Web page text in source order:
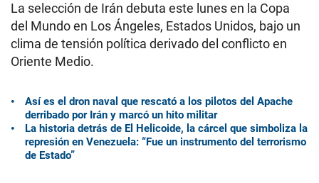
La selección de Irán debuta este lunes en la Copa
del Mundo en Los Ángeles, Estados Unidos, bajo un
clima de tensión política derivado del conflicto en
Oriente Medio.
Así es el dron naval que rescató a los pilotos del Apache
derribado por Irán y marcó un hito militar
La historia detrás de El Helicoide, la cárcel que simboliza la
represión en Venezuela: “Fue un instrumento del terrorismo
de Estado”